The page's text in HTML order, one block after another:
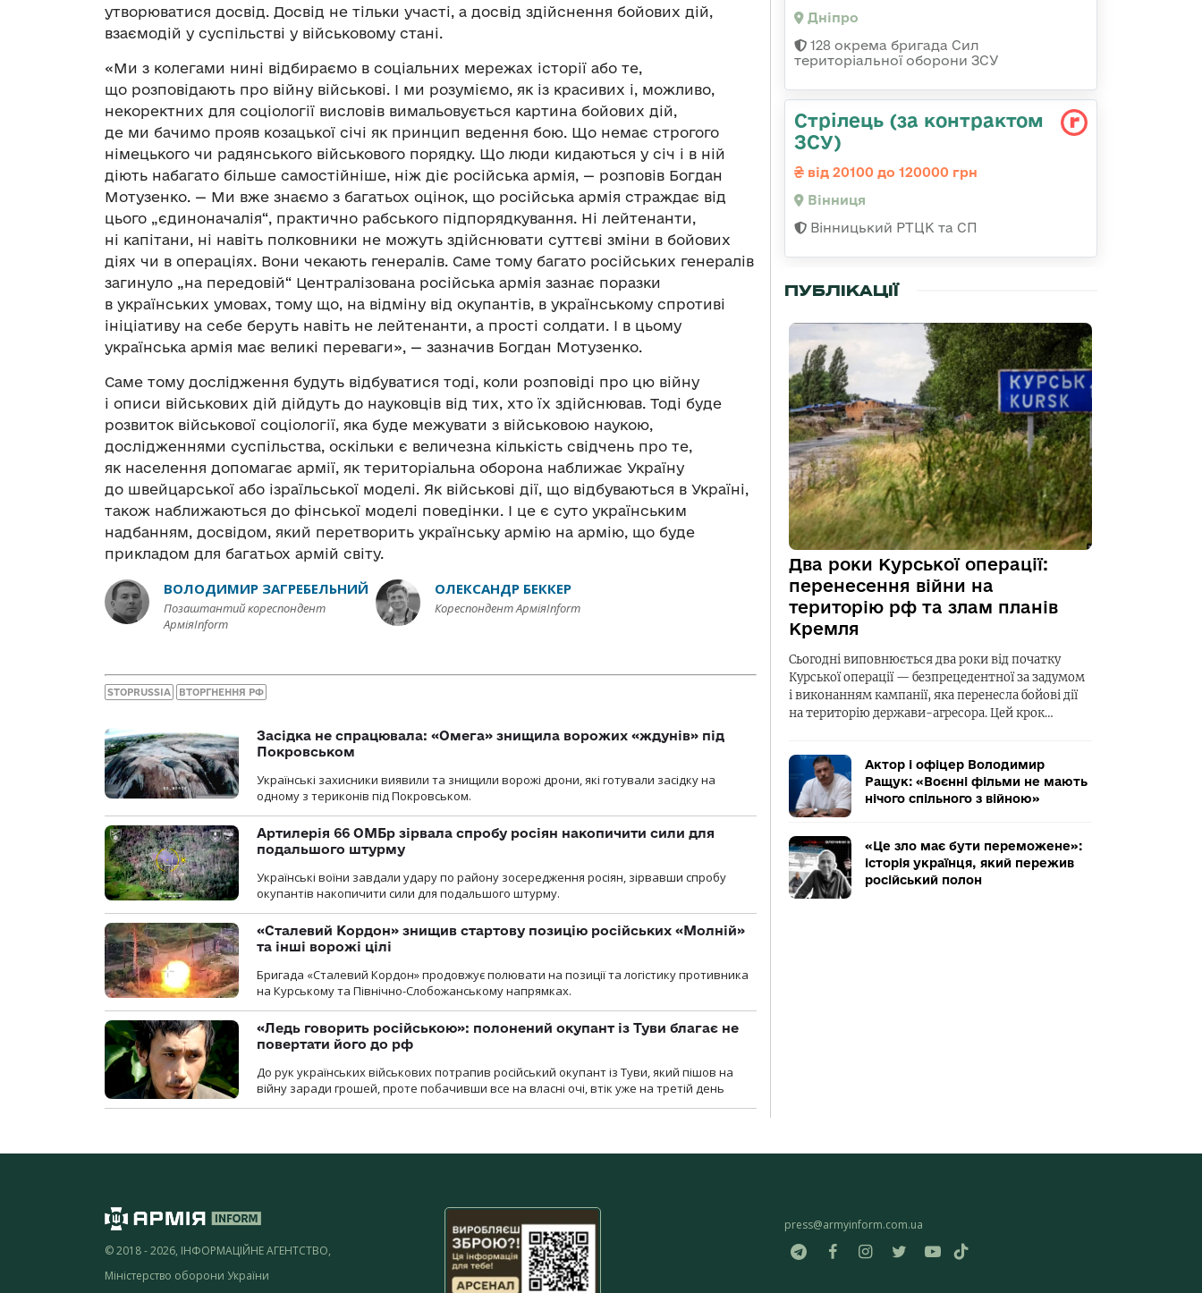
утворюватися досвід. Досвід не тільки участі, а досвід здійснення бойових дій,
взаємодій у суспільстві у військовому стані.
«Ми з колегами нині відбираємо в соціальних мережах історії або те,
що розповідають про війну військові. І ми розуміємо, як із красивих і, можливо,
некоректних для соціології висловів вимальовується картина бойових дій,
де ми бачимо прояв козацької січі як принцип ведення бою. Що немає строгого
німецького чи радянського військового порядку. Що люди кидаються у січ і в ній
діють набагато більше самостійніше, ніж діє російська армія, — розповів Богдан
Мотузенко. — Ми вже знаємо з багатьох оцінок, що російська армія страждає від
цього „єдиноначалія“, практично рабського підпорядкування. Ні лейтенанти,
ні капітани, ні навіть полковники не можуть здійснювати суттєві зміни в бойових
діях чи в операціях. Вони чекають генералів. Саме тому багато російських генералів
загинуло „на передовій“ Централізована російська армія зазнає поразки
в українських умовах, тому що, на відміну від окупантів, в українському спротиві
ініціативу на себе беруть навіть не лейтенанти, а прості солдати. І в цьому
українська армія має великі переваги», — зазначив Богдан Мотузенко.
Саме тому дослідження будуть відбуватися тоді, коли розповіді про цю війну
і описи військових дій дійдуть до науковців від тих, хто їх здійснював. Тоді буде
розвиток військової соціології, яка буде межувати з військовою наукою,
дослідженнями суспільства, оскільки є величезна кількість свідчень про те,
як населення допомагає армії, як територіальна оборона наближає Україну
до швейцарської або ізраїльської моделі. Як військові дії, що відбуваються в Україні,
також наближаються до фінської моделі поведінки. І це є суто українським
надбанням, досвідом, який перетворить українську армію на армію, що буде
прикладом для багатьох армій світу.
ВОЛОДИМИР ЗАГРЕБЕЛЬНИЙ
Позаштантий кореспондент
АрміяInform
ОЛЕКСАНДР БЕККЕР
Кореспондент АрміяInform
STOPRUSSIA ВТОРГНЕННЯ РФ
Засідка не спрацювала: «Омега» знищила ворожих «ждунів» під
Покровськом
Українські захисники виявили та знищили ворожі дрони, які готували засідку на
одному з териконів під Покровськом.
Артилерія 66 ОМБр зірвала спробу росіян накопичити сили для
подальшого штурму
Українські воїни завдали удару по району зосередження росіян, зірвавши спробу
окупантів накопичити сили для подальшого штурму.
«Сталевий Кордон» знищив стартову позицію російських «Молній»
та інші ворожі цілі
Бригада «Сталевий Кордон» продовжує полювати на позиції та логістику противника
на Курському та Північно-Слобожанському напрямках.
«Ледь говорить російською»: полонений окупант із Туви благає не
повертати його до рф
До рук українських військових потрапив російський окупант із Туви, який пішов на
війну заради грошей, проте побачивши все на власні очі, втік уже на третій день
Дніпро
128 окрема бригада Сил
територіальної оборони ЗСУ
Стрілець (за контрактом
ЗСУ)
від 20100 до 120000 грн
Вінниця
Вінницький РТЦК та СП
ПУБЛІКАЦІЇ
Два роки Курської операції:
перенесення війни на
територію рф та злам планів
Кремля
Сьогодні виповнюється два роки від початку
Курської операції — безпрецедентної за задумом
і виконанням кампанії, яка перенесла бойові дії
на територію держави-агресора. Цей крок…
Актор і офіцер Володимир
Ращук: «Воєнні фільми не мають
нічого спільного з війною»
«Це зло має бути переможене»:
історія українця, який пережив
російський полон
© 2018 - 2026, ІНФОРМАЦІЙНЕ АГЕНТСТВО,
Міністерство оборони України
press@armyinform.com.ua